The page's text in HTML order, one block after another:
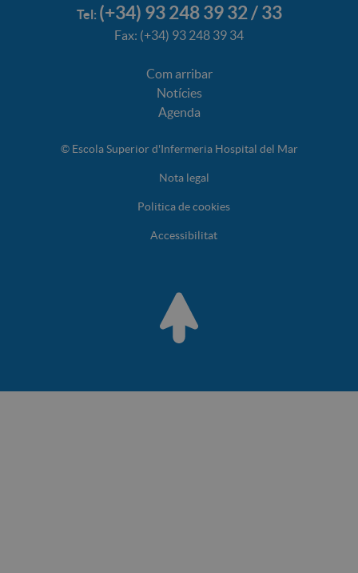
Tel: (+34) 93 248 39 32 / 33
Fax: (+34) 93 248 39 34
Com arribar
Notícies
Agenda
© Escola Superior d'Infermeria Hospital del Mar
Nota legal
Politica de cookies
Accessibilitat